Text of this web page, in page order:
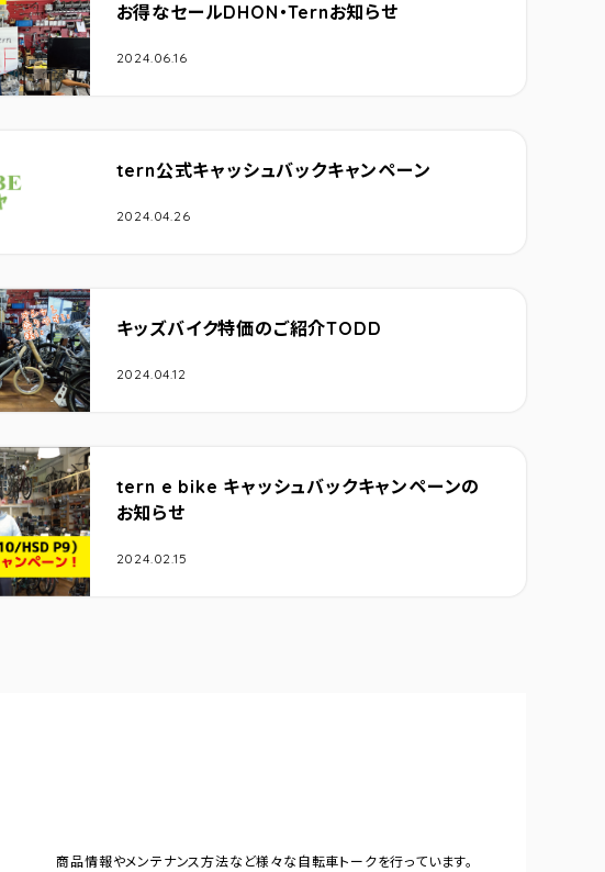
お得なセールDHON・Ternお知らせ
2024.06.16
tern公式キャッシュバックキャンペーン
2024.04.26
キッズバイク特価のご紹介TODD
2024.04.12
tern e bike キャッシュバックキャンペーンの
お知らせ
2024.02.15
商品情報やメンテナンス方法など様々な自転車トークを行っています。